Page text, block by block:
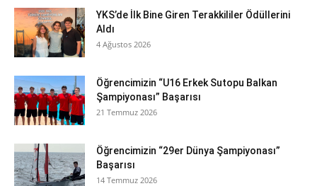
YKS’de İlk Bine Giren Terakkililer Ödüllerini
Aldı
4 Ağustos 2026
Öğrencimizin “U16 Erkek Sutopu Balkan
Şampiyonası” Başarısı
21 Temmuz 2026
Öğrencimizin “29er Dünya Şampiyonası”
Başarısı
14 Temmuz 2026